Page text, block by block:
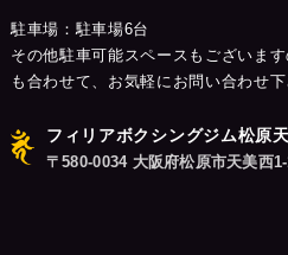
駐車場：駐車場6台
その他駐車可能スペースもございま
も合わせて、お気軽にお問い合わせ下
フィリアボクシングジム松原
〒580-0034 大阪府松原市天美西